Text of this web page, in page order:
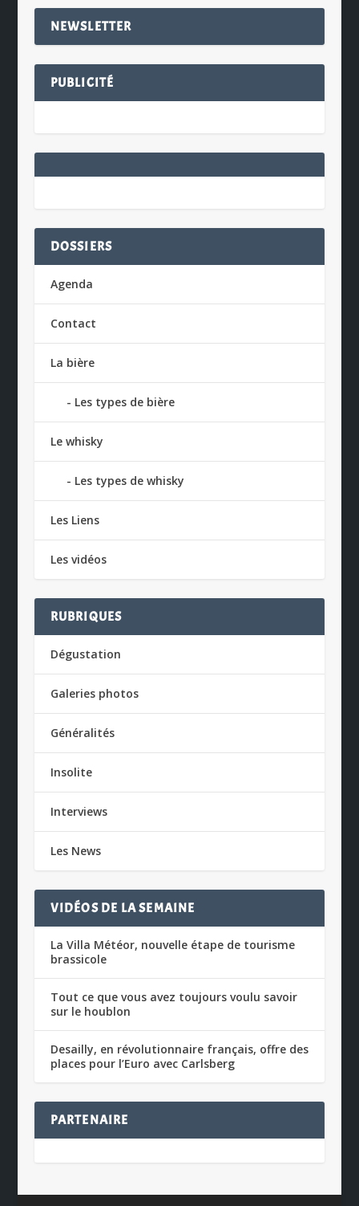
NEWSLETTER
PUBLICITÉ
DOSSIERS
Agenda
Contact
La bière
Les types de bière
Le whisky
Les types de whisky
Les Liens
Les vidéos
RUBRIQUES
Dégustation
Galeries photos
Généralités
Insolite
Interviews
Les News
VIDÉOS DE LA SEMAINE
La Villa Météor, nouvelle étape de tourisme
brassicole
Tout ce que vous avez toujours voulu savoir
sur le houblon
Desailly, en révolutionnaire français, offre des
places pour l’Euro avec Carlsberg
PARTENAIRE